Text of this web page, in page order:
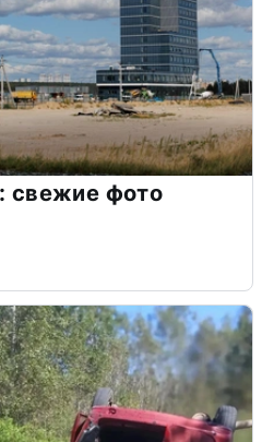
свежие фото